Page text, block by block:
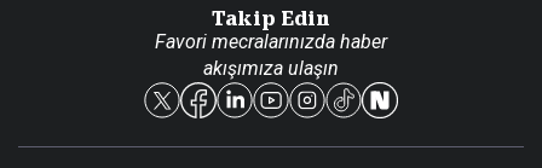
Reklam Ver
Takip Edin
Favori mecralarınızda haber
akışımıza ulaşın